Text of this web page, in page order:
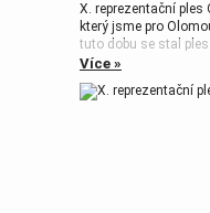
X. reprezentační ples
který jsme pro
tuto dobu se stal
událostí, která patří k
Více »